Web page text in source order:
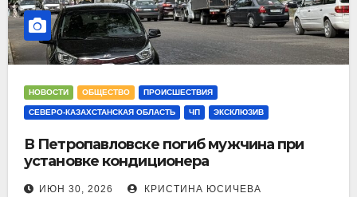
НОВОСТИ ОБЩЕСТВО ПРОИСШЕСТВИЯ
СЕВЕРО-КАЗАХСТАНСКАЯ ОБЛАСТЬ ЧП ЭКСКЛЮЗИВ
В Петропавловске погиб мужчина при
установке кондиционера
ИЮН 30, 2026 КРИСТИНА ЮСИЧЕВА